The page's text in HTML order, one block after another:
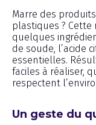
Marre des
plastiques ?
quelques
de soude, l’acide
essentielles.
faciles à réaliser,
respectent
Un geste du